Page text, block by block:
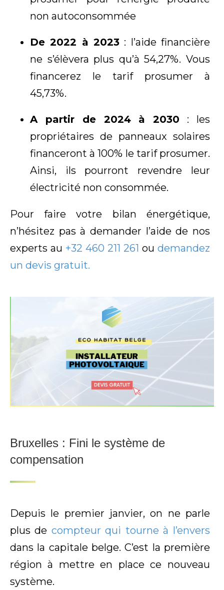
non autoconsommée
De 2022 à 2023: l’aide financière
ne s’élèvera plus qu’à 54,27%. Vous
financerez le tarif prosumer à
45,73%.
A partir de 2024 à 2030 : les
propriétaires de panneaux solaires
financeront à 100% le tarif prosumer.
Ainsi, ils pourront revendre leur
électricité non consommée.
Pour faire votre bilan énergétique,
n’hésitez pas à demander l’aide de nos
experts au +32 460 211 261 ou demandez
un devis gratuit.
Bruxelles : Fini le système de
compensation
Depuis le premier janvier, on ne parle
plus de compteur qui tourne à l’envers
dans la capitale belge. C’est la première
région à mettre en place ce nouveau
système.